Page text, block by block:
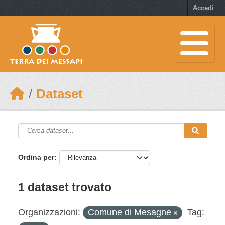
Accedi
Dataset
Ordina per
1 dataset trovato
Organizzazioni: Comune di Mesagne
Tag: